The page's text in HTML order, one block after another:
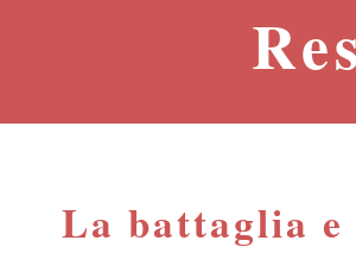
La battaglia